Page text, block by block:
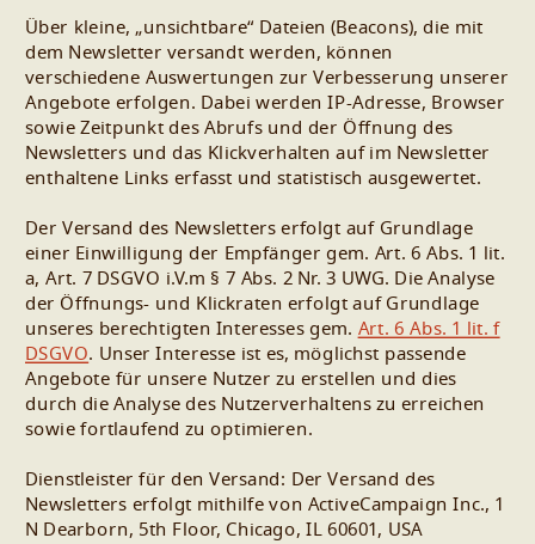
Über kleine, „unsichtbare“ Dateien (Beacons), die mit
dem Newsletter versandt werden, können
verschiedene Auswertungen zur Verbesserung unserer
Angebote erfolgen. Dabei werden IP-Adresse, Browser
sowie Zeitpunkt des Abrufs und der Öffnung des
Newsletters und das Klickverhalten auf im Newsletter
enthaltene Links erfasst und statistisch ausgewertet.
Der Versand des Newsletters erfolgt auf Grundlage
einer Einwilligung der Empfänger gem. Art. 6 Abs. 1 lit.
a, Art. 7 DSGVO i.V.m § 7 Abs. 2 Nr. 3 UWG. Die Analyse
der Öffnungs- und Klickraten erfolgt auf Grundlage
unseres berechtigten Interesses gem. Art. 6 Abs. 1 lit. f
DSGVO. Unser Interesse ist es, möglichst passende
Angebote für unsere Nutzer zu erstellen und dies
durch die Analyse des Nutzerverhaltens zu erreichen
sowie fortlaufend zu optimieren.
Dienstleister für den Versand: Der Versand des
Newsletters erfolgt mithilfe von ActiveCampaign Inc., 1
N Dearborn, 5th Floor, Chicago, IL 60601, USA